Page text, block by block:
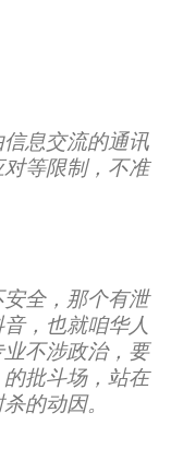
息交流的通讯
等限制，不准
全，那个有泄
，也就咱华人
不涉政治，要
批斗场，站在
的动因。